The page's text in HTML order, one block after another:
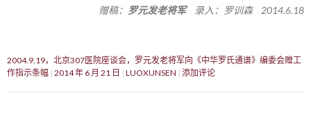
赠稿： 罗元发老将军录入：罗训森 2014.6.18
2004.9.19，北京307医院座谈会，罗元发老将军向《中华罗氏通谱》编委会赠工
作指示条幅 2014 年 6 月 21 日 LUOXUNSEN 添加评论